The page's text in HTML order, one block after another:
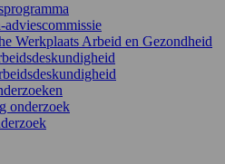
adviescommissie
Werkplaats Arbeid en Gezondheid
onderzoek